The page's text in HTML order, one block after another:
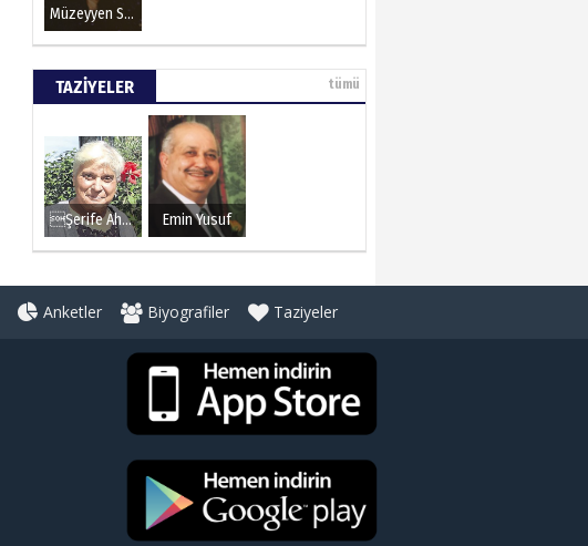
Müzeyyen Senar
TAZİYELER tümü
Şerife Ahmet Emin Yusuf
Anketler Biyografiler Taziyeler